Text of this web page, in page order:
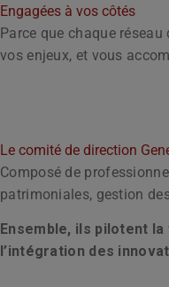
Engagées à vos côtés
Parce que chaque
vos enjeux, et vous
Le comité de direction
Composé de
patrimoniales, gestion
Ensemble, ils pilotent
l’intégration des